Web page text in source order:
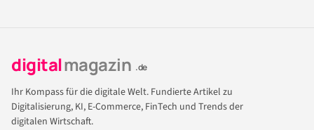
digitalmagazin .de
Ihr Kompass für die digitale Welt. Fundierte Artikel zu
Digitalisierung, KI, E-Commerce, FinTech und Trends der
digitalen Wirtschaft.